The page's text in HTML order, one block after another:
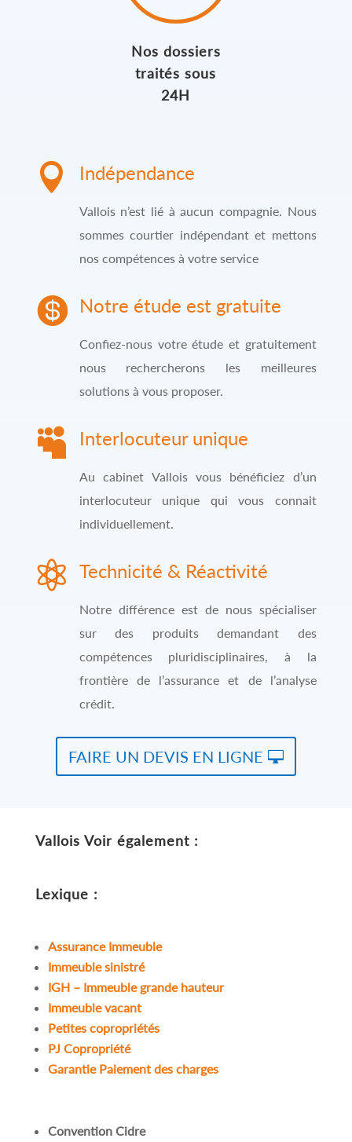
Nos dossiers
traités sous
24H
 Indépendance
Vallois n’est lié à aucun compagnie. Nous
sommes courtier indépendant et mettons
nos compétences à votre service
 Notre étude est gratuite
Confiez-nous votre étude et gratuitement
nous rechercherons les meilleures
solutions à vous proposer.
 Interlocuteur unique
Au cabinet Vallois vous bénéficiez d’un
interlocuteur unique qui vous connait
individuellement.
 Technicité & Réactivité
Notre différence est de nous spécialiser
sur des produits demandant des
compétences pluridisciplinaires, à la
frontière de l’assurance et de l’analyse
crédit.
FAIRE UN DEVIS EN LIGNE
Vallois Voir également :
Lexique :
Assurance Immeuble
Immeuble sinistré
IGH – Immeuble grande hauteur
Immeuble vacant
Petites copropriétés
PJ Copropriété
Garantie Paiement des charges
Convention Cidre